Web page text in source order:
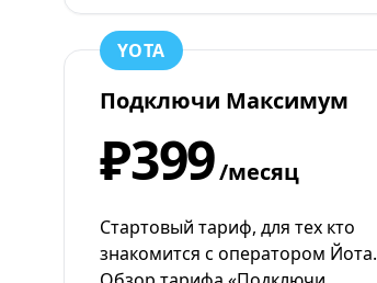
YOTA
Подключи Максимум
₽399/месяц
Стартовый тариф, для тех кто
знакомится с оператором Йота.